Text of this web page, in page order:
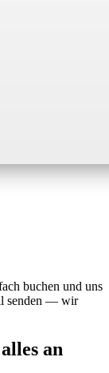
buchen und uns
senden — wir
alles an